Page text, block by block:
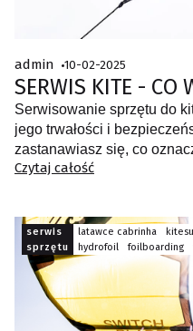
admin 10-02-2025
SERWIS KITE - CO
Serwisowanie sprzętu do
jego trwałości i
zastanawiasz się, co
wpisie powinniśmy rozwiać
Czytaj całość
serwis
sprzętu
latawce cabrinha
hydrofoil
foilboarding